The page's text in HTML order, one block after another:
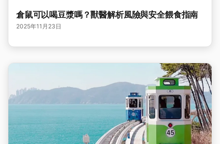
倉鼠可以喝豆漿嗎？獸醫解析風險與安全餵食指南
2025年11月23日